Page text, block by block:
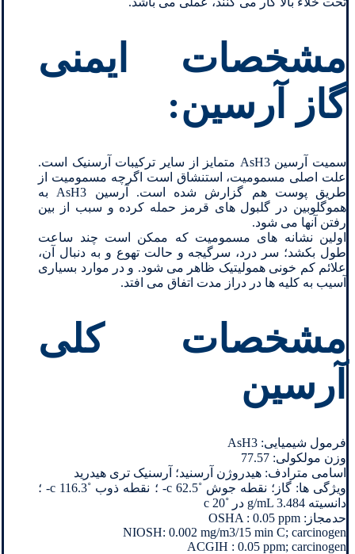
مشخصات ایمنی
گاز آرسین:
سمیت آرسین AsH3 متمایز از سایر ترکیبات آرسنیک است.
علت اصلی مسمومیت، استنشاق است اگرچه مسمومیت از
طریق پوست هم گزارش شده است. آرسین AsH3 به
هموگلوبین در گلبول های قرمز حمله کرده و سبب از بین
رفتن آنها می شود.
اولین نشانه های مسمومیت که ممکن است چند ساعت
طول بکشد؛ سر درد، سرگیجه و حالت تهوع و به دنبال آن،
علائم کم خونی همولیتیک ظاهر می شود. و در موارد بسیاری
آسیب به کلیه ها در دراز مدت اتفاق می افتد.
مشخصات کلی
آرسین
فرمول شیمیایی: AsH3
وزن مولکولی: 77.57
اسامی مترادف: هیدروژن آرسنید؛ آرسنیک تری هیدرید
ویژگی ها: گاز؛ نقطه جوش ˚c 62.5- ؛ نقطه ذوب ˚c 116.3- ؛
دانسیته g/mL 3.484 در ˚c 20
حدمجاز: OSHA : 0.05 ppm
NIOSH: 0.002 mg/m3/15 min C; carcinogen
ACGIH : 0.05 ppm; carcinogen